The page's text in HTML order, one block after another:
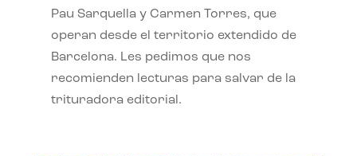
Pau Sarquella y Carmen Torres, que
operan desde el territorio extendido de
Barcelona. Les pedimos que nos
recomienden lecturas para salvar de la
trituradora editorial.